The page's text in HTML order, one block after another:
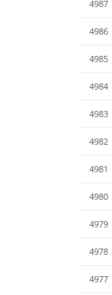
4987
4986
4985
4984
4983
4982
4981
4980
4979
4978
4977